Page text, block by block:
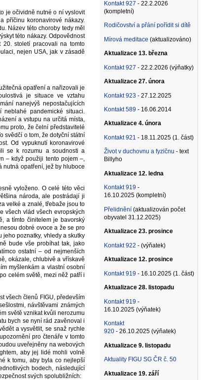
je očividně nutné o ní vyslovit
příčinu koronavirové nákazy.
Název této choroby tedy měl
této nákazy. Odpovědnost
století pracovali na tomto
nejen USA, jak v zásadě
opatření a nařizovali je
je situace ve vztahu
nanejvýš nepostačujících
pandemické situaci.
a vstupu na určitá místa,
proto, že čelní představitelé
svědčí o tom, že dotyční státní
Od vypuknutí koronavirové
se k rozumu a soudnosti a
– když použiji tento pojem –,
nutná opatření, jež by hluboce
vyloženo. O celé této věci
národa, ale postrádají ji
velké a znalé, třebaže jsou to
všech vlád všech evropských
a tímto činitelem je bavorský
dobré ovoce a že se pro
poznatky, vhledy a skutky
bude vše probíhat tak, jako
ostatní – od nejmenších
okázale, chlubivě a vřískavě
myšlenkám a vlastní osobní
celém světě, mezi něž patří i
všech členů FIGU, především
návštěvami známých
světě vznikat kvůli nerozumu
bych se nyní rád zavěnoval i
a vysvětlit, se snaž rychle
pro čtenáře v tomto
uveřejněny na webových
aby jej lidé mohli volně
k tomu, aby byla co nejlepší
bodech, následující
svých spolubližních:
Kontakt 927 - 22.2.2026
(kompletní)
Rodičovství a přání pořídit si dítě
Mírová meditace (aktualizováno)
Aktualizace 13. března
Kontakt 927 - 22.2.2026 (výňatky)
Aktualizace 27. února
Kontakt 923- 27.12.2025
Kontakt 589- 16.06.2014
Aktualizace 4. února
Kontakt 921 - 18.11.2025 (1. část)
Život v duchovnu a fyzičnu - text
Billyho
Aktualizace 12. ledna
Kontakt 919 -
16.10.2025 (kompletní)
Přelidnění (aktualizován počet
obyvatel 31.12.2025)
Aktualizace 23. prosince
Kontakt 922 - (výňatek)
Aktualizace 12. prosince
Kontakt 919 - 16.10.2025 (1. část)
Aktualizace 28. listopadu
Kontakt 919 -
16.10.2025 (výňatek)
Kontakt
920 - 26.10.2025 (výňatek)
Aktualizace 9. listopadu
Aktuality FIGU SG ČR č. 50
Aktualizace 19. září